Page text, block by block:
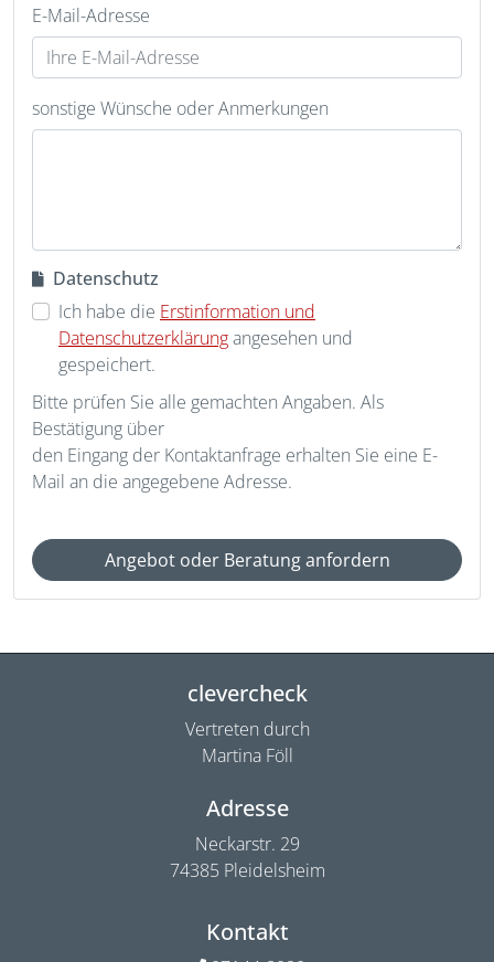
E-Mail-Adresse
sonstige Wünsche oder Anmerkungen
Datenschutz
Ich habe die Erstinformation und
Datenschutzerklärungangesehen und
gespeichert.
Bitte prüfen Sie alle gemachten Angaben. Als
Bestätigung über
den Eingang der Kontaktanfrage erhalten Sie eine E-
Mail an die angegebene Adresse.
Angebot oder Beratung anfordern
clevercheck
Vertreten durch
Martina Föll
Adresse
Neckarstr. 29
74385 Pleidelsheim
Kontakt